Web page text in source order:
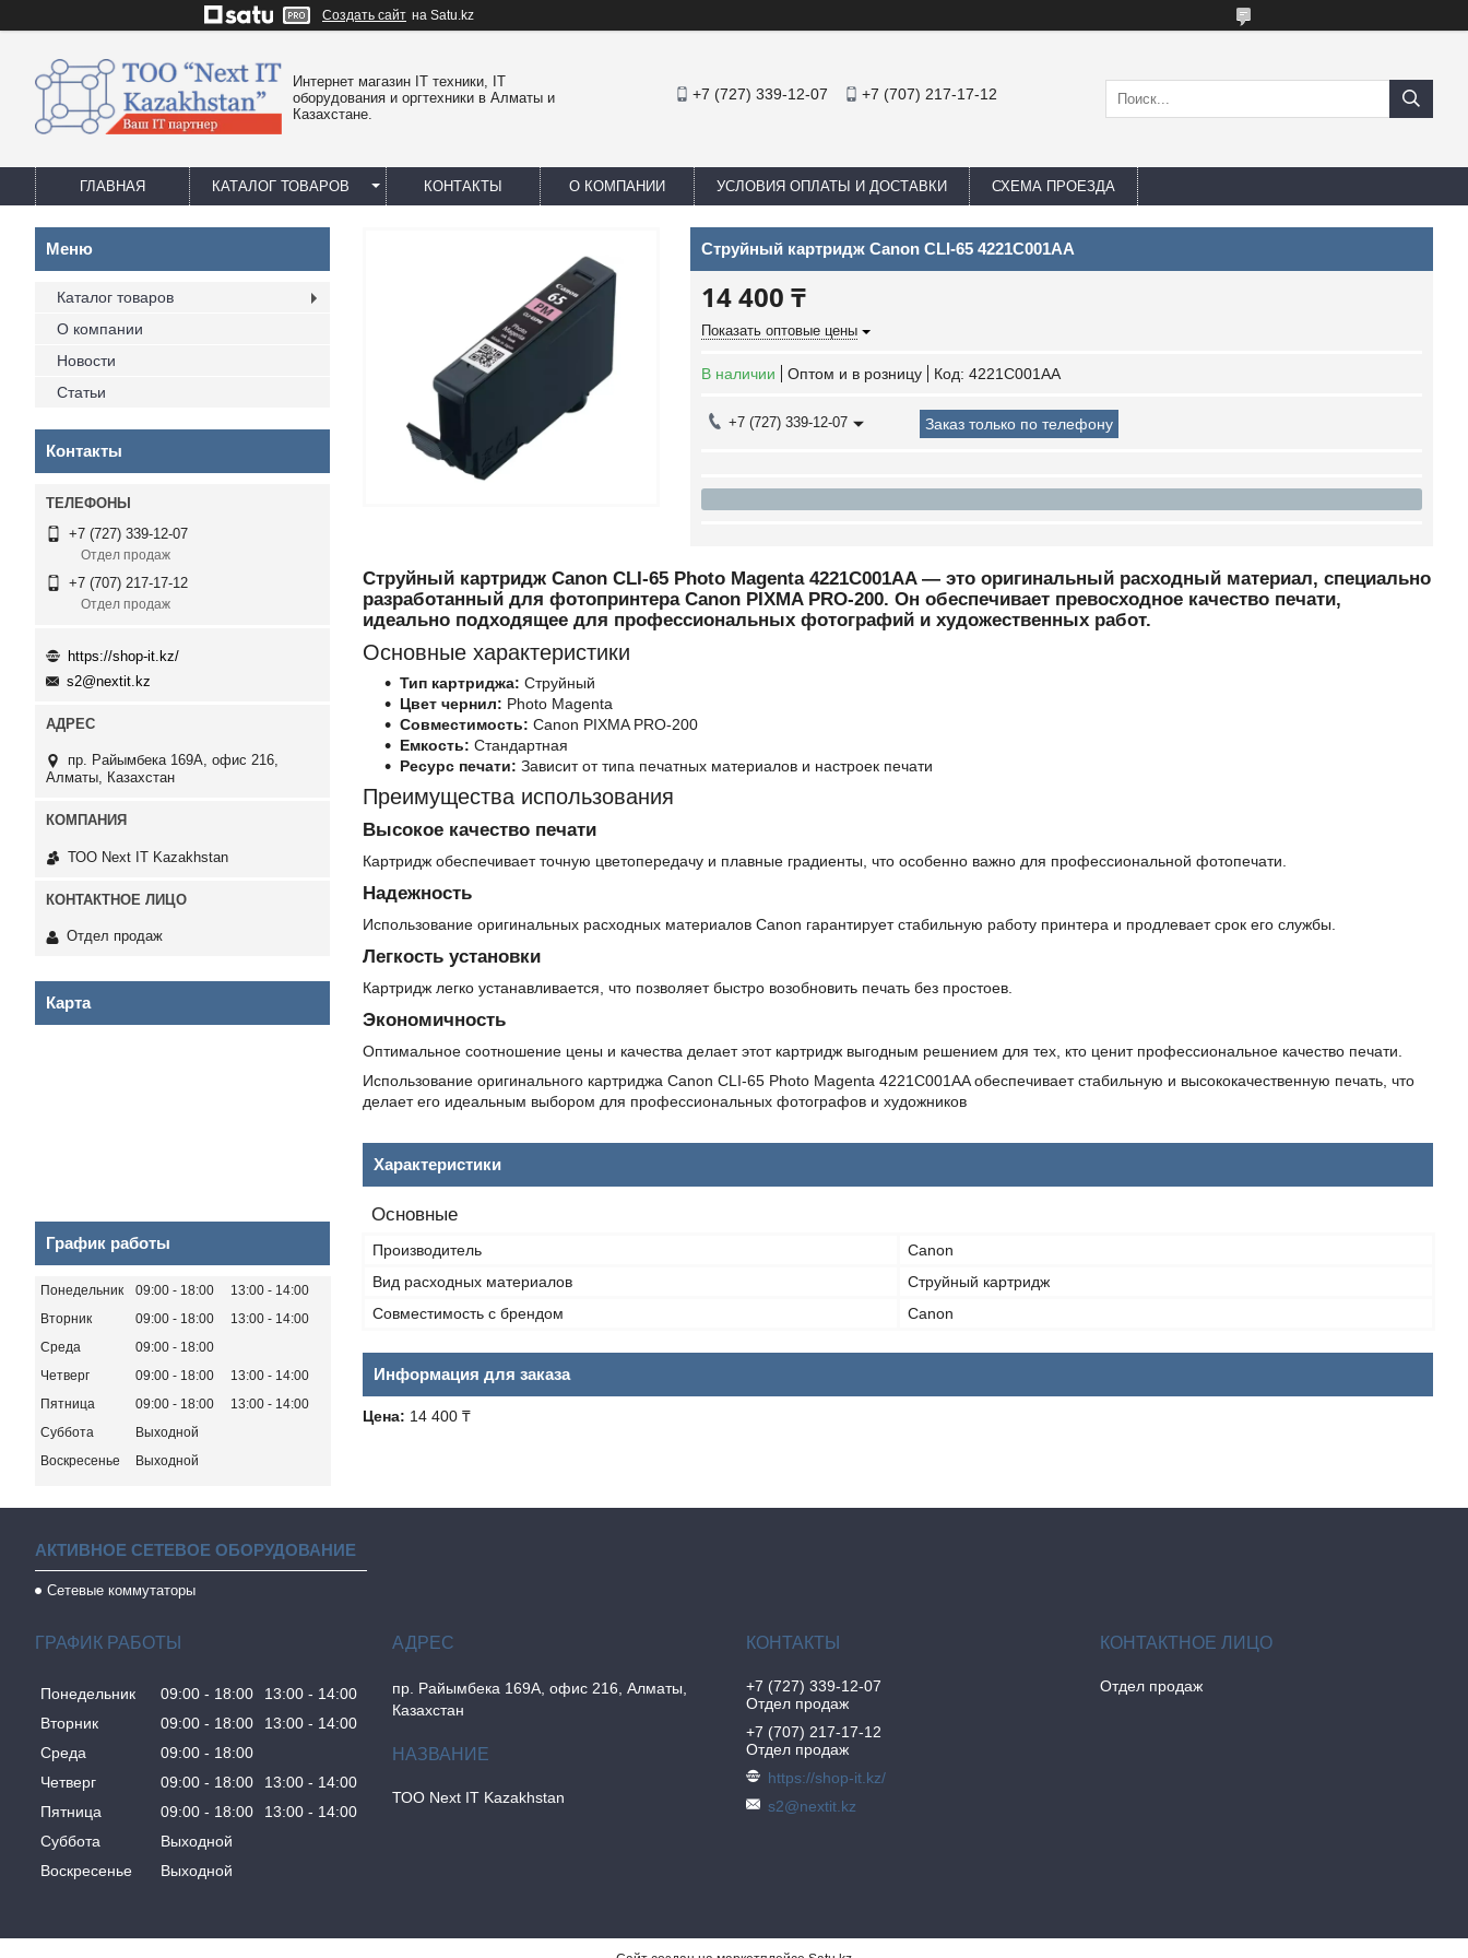
Создать сайт на Satu.kz
Интернет магазин IT техники, IT
оборудования и оргтехники в Алматы и
Казахстане.
+7 (727) 339-12-07 +7 (707) 217-17-12
ГЛАВНАЯ КАТАЛОГ ТОВАРОВ КОНТАКТЫ О КОМПАНИИ УСЛОВИЯ ОПЛАТЫ И ДОСТАВКИ СХЕМА ПРОЕЗДА
Струйный картридж Canon CLI-65 4221C001AA
14 400 ₸
Показать оптовые цены
В наличии Оптом и в розницу Код: 4221C001AA
+7 (727) 339-12-07 Заказ только по телефону
Струйный картридж Canon CLI-65 Photo Magenta 4221C001AA — это оригинальный расходный материал, специально
разработанный для фотопринтера Canon PIXMA PRO-200. Он обеспечивает превосходное качество печати,
идеально подходящее для профессиональных фотографий и художественных работ.
Основные характеристики
Тип картриджа: Струйный
Цвет чернил: Photo Magenta
Совместимость: Canon PIXMA PRO-200
Емкость: Стандартная
Ресурс печати: Зависит от типа печатных материалов и настроек печати
Преимущества использования
Высокое качество печати
Картридж обеспечивает точную цветопередачу и плавные градиенты, что особенно важно для профессиональной фотопечати.
Надежность
Использование оригинальных расходных материалов Canon гарантирует стабильную работу принтера и продлевает срок его службы.
Легкость установки
Картридж легко устанавливается, что позволяет быстро возобновить печать без простоев.
Экономичность
Оптимальное соотношение цены и качества делает этот картридж выгодным решением для тех, кто ценит профессиональное качество печати.
Использование оригинального картриджа Canon CLI-65 Photo Magenta 4221C001AA обеспечивает стабильную и высококачественную печать, что
делает его идеальным выбором для профессиональных фотографов и художников
Характеристики
Основные
Производитель
Canon
Вид расходных материалов
Струйный картридж
Совместимость с брендом
Canon
Информация для заказа
Цена: 14 400 ₸
Каталог товаров
О компании
Новости
Статьи
Контакты
+7 (727) 339-12-07
Отдел продаж
+7 (707) 217-17-12
Отдел продаж
https://shop-it.kz/
s2@nextit.kz
пр. Райымбека 169А, офис 216,
Алматы, Казахстан
ТОО Next IT Kazakhstan
Отдел продаж
Карта
График работы
Понедельник 09:00 18:00 13:00
14:00
Вторник
09:00 18:00 13:00
14:00
Среда
09:00
18:00
Четверг
09:00 18:00 13:00
14:00
Пятница
09:00 18:00 13:00
14:00
Суббота
Выходной
Воскресенье
Выходной
АКТИВНОЕ СЕТЕВОЕ ОБОРУДОВАНИЕ
Сетевые коммутаторы
ГРАФИК РАБОТЫ
Понедельник 09:00 18:00 13:00
14:00
Вторник
09:00 18:00 13:00
14:00
Среда
09:00
18:00
Четверг
09:00 18:00 13:00
14:00
Пятница
09:00 18:00 13:00
14:00
Суббота
Выходной
Воскресенье
Выходной
пр. Райымбека 169А, офис 216, Алматы,
Казахстан
ТОО Next IT Kazakhstan
+7 (727) 339-12-07
Отдел продаж
+7 (707) 217-17-12
Отдел продаж
https://shop-it.kz/
s2@nextit.kz
Отдел продаж